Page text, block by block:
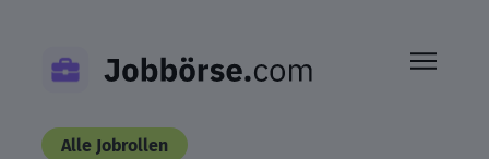
content
Alle Jobrollen